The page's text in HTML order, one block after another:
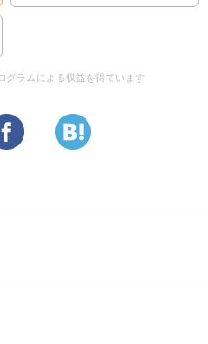
グラムによる収益を得ています